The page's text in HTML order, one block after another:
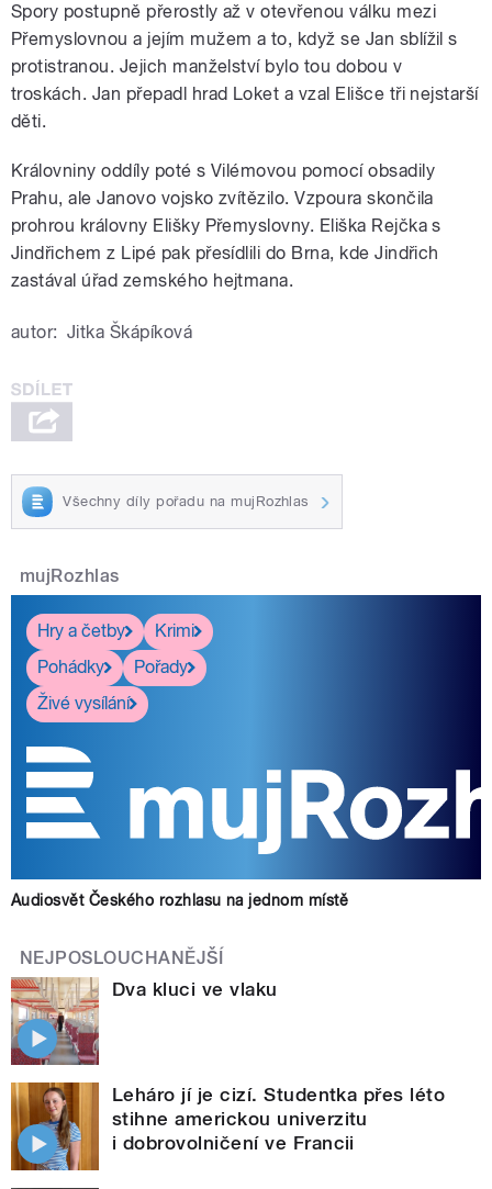
Spory postupně přerostly až v otevřenou válku mezi
Přemyslovnou a jejím mužem a to, když se Jan sblížil s
protistranou. Jejich manželství bylo tou dobou v
troskách. Jan přepadl hrad Loket a vzal Elišce tři nejstarší
děti.
Královniny oddíly poté s Vilémovou pomocí obsadily
Prahu, ale Janovo vojsko zvítězilo. Vzpoura skončila
prohrou královny Elišky Přemyslovny. Eliška Rejčka s
Jindřichem z Lipé pak přesídlili do Brna, kde Jindřich
zastával úřad zemského hejtmana.
autor: Jitka Škápíková
Všechny díly pořadu na mujRozhlas
mujRozhlas
Hry a četby
Krimi
Pohádky
Pořady
Živé vysílání
Audiosvět Českého rozhlasu na jednom místě
NEJPOSLOUCHANĚJŠÍ
Dva kluci ve vlaku
Leháro jí je cizí. Studentka přes léto
stihne americkou univerzitu
i dobrovolničení ve Francii